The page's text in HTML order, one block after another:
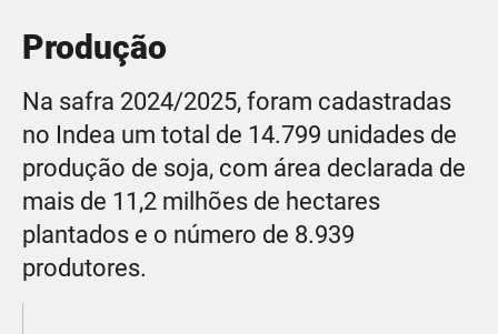
Produção
Na safra 2024/2025, foram cadastradas
no Indea um total de 14.799 unidades de
produção de soja, com área declarada de
mais de 11,2 milhões de hectares
plantados e o número de 8.939
produtores.